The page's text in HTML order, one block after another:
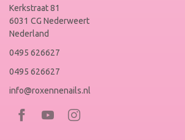
Kerkstraat 81
6031 CG Nederweert
Nederland
0495 626627
0495 626627
info@roxennenails.nl
Bezoek